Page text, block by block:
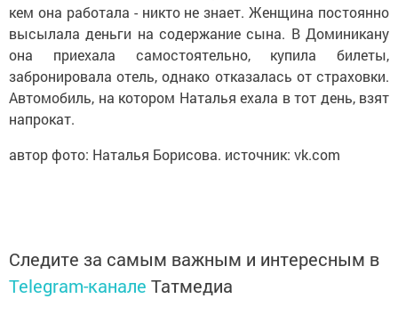
кем она работала - никто не знает. Женщина постоянно
высылала деньги на содержание сына. В Доминикану
она приехала самостоятельно, купила билеты,
забронировала отель, однако отказалась от страховки.
Автомобиль, на котором Наталья ехала в тот день, взят
напрокат.
автор фото: Наталья Борисова. источник: vk.com
Следите за самым важным и интересным в
Telegram-канале Татмедиа